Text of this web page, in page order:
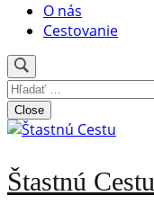
O nás
Cestovanie
Hľadať:
Close
Štastnú Cestu